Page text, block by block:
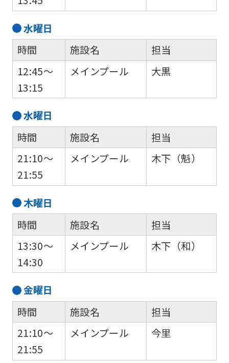
水曜日
時間
12:45～
13:15
施設名
メインプール
担当
大黒
水曜日
時間
21:10～
21:55
施設名
メインプール
担当
木下（魁）
木曜日
時間
13:30～
14:30
施設名
メインプール
担当
木下（和）
金曜日
時間
21:10～
21:55
施設名
メインプール
担当
今里
website
automatically
the
below
automatic
translation)
to
the
page.